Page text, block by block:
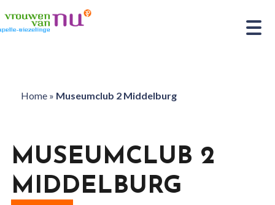
Home» Museumclub 2 Middelburg
MUSEUMCLUB 2
MIDDELBURG